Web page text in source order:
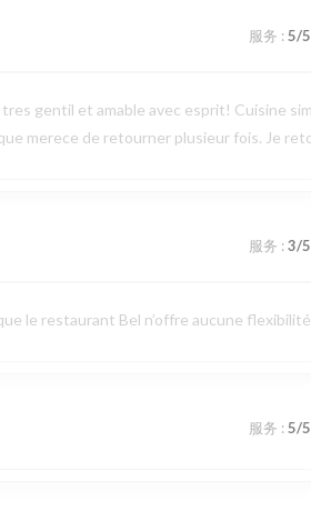
服务 : 5/5
gentil et amable avec esprit! Cuisine
merece de retourner plusieur fois. Je
服务 : 3/5
le restaurant Bel n’offre aucune
服务 : 5/5